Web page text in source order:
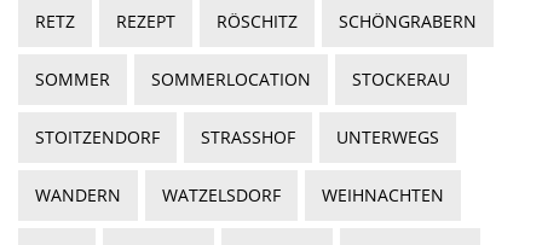
RETZ REZEPT RÖSCHITZ SCHÖNGRABERN
SOMMER SOMMERLOCATION STOCKERAU
STOITZENDORF STRASSHOF UNTERWEGS
WANDERN WATZELSDORF WEIHNACHTEN